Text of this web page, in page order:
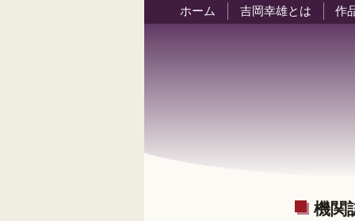
ホーム 吉岡幸雄とは 作
機関